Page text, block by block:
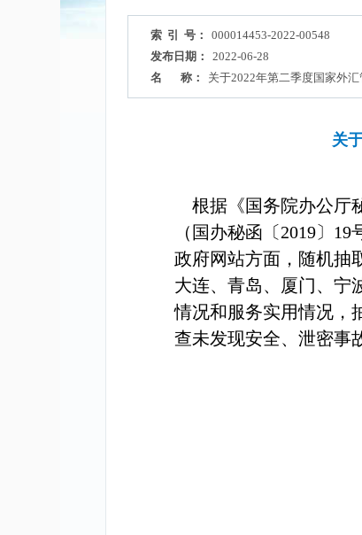
索 引 号： 000014453-2022-00548
发布日期：
2022-06-28
名 称：
关于2022年第二季度国家外
关
根据《国务院办公厅
（国办秘函〔2019〕 19
政府网站方面， 随机抽
大连、青岛、厦门、宁
情况和服务实用情况，
查未发现安全、泄密事